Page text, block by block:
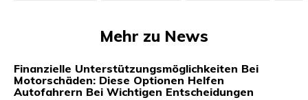
Mehr zu News
Finanzielle Unterstützungsmöglichkeiten Bei
Motorschäden: Diese Optionen Helfen
Autofahrern Bei Wichtigen Entscheidungen